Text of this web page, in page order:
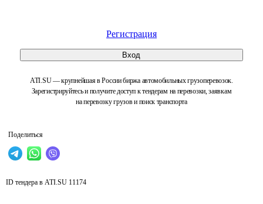
Регистрация
Вход
ATI.SU — крупнейшая в России биржа автомобильных грузоперевозок.
Зарегистрируйтесь и получите доступ к тендерам на перевозки, заявкам
на перевозку грузов и поиск транспорта
Поделиться
ID тендера в ATI.SU 11174